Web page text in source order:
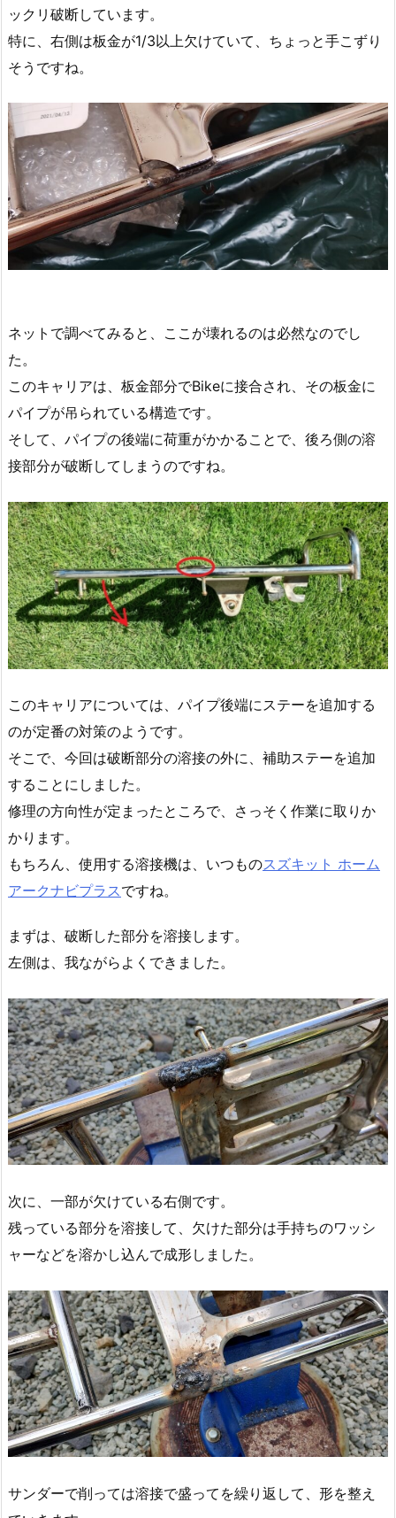
ックリ破断しています。
特に、右側は板金が1/3以上欠けていて、ちょっと手こずり
そうですね。
ネットで調べてみると、ここが壊れるのは必然なのでし
た。
このキャリアは、板金部分でBikeに接合され、その板金に
パイプが吊られている構造です。
そして、パイプの後端に荷重がかかることで、後ろ側の溶
接部分が破断してしまうのですね。
このキャリアについては、パイプ後端にステーを追加する
のが定番の対策のようです。
そこで、今回は破断部分の溶接の外に、補助ステーを追加
することにしました。
修理の方向性が定まったところで、さっそく作業に取りか
かります。
もちろん、使用する溶接機は、いつものスズキット ホーム
アークナビプラスですね。
まずは、破断した部分を溶接します。
左側は、我ながらよくできました。
次に、一部が欠けている右側です。
残っている部分を溶接して、欠けた部分は手持ちのワッシ
ャーなどを溶かし込んで成形しました。
サンダーで削っては溶接で盛ってを繰り返して、形を整え